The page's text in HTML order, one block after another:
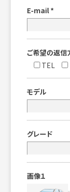
E-mail *
ご希望の返信
TEL
モデル
グレード
画像１